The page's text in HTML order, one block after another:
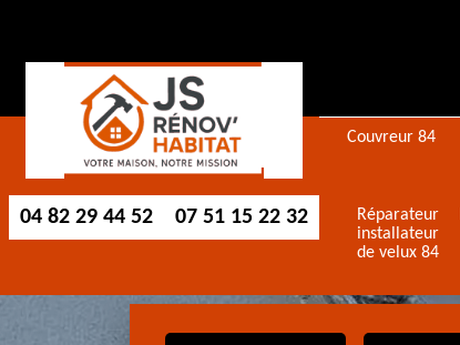
04 82 29 44 52 07 51 15 22 32
Couvreur 84
Réparateur
installateur
de velux 84